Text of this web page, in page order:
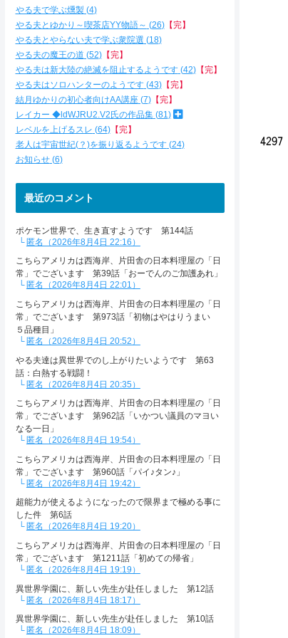
4297
やる夫で学ぶ燻製 4
やる夫とゆかり～喫茶店YY物語～
26 【完】
やる夫とやらない夫で学ぶ衆院選 18
やる夫の魔王の道 52 【完】
やる夫は新大陸の絶滅を阻止するようです 42 【完】
やる夫はソロハンターのようです 43 【完】
結月ゆかりの初心者向けAA講座 7 【完】
レイカー ◆ldWJRU2.V2氏の作品集 81
レベルを上げるスレ 64 【完】
老人は宇宙世紀(？)を振り返るようです 24
お知らせ 6
最近のコメント
ポケモン世界で、生き直すようです 第144話
匿名（2026年8月4日 22:16）
こちらアメリカは西海岸、片田舎の日本料理屋の「日
常」でございます 第39話「おーでんのご加護あれ」
匿名（2026年8月4日 22:01）
こちらアメリカは西海岸、片田舎の日本料理屋の「日
常」でございます 第973話「初物はやはりうまい
５品種目」
匿名（2026年8月4日 20:52）
やる夫達は異世界でのし上がりたいようです 第63
話：白熱する戦闘！
匿名（2026年8月4日 20:35）
こちらアメリカは西海岸、片田舎の日本料理屋の「日
常」でございます 第962話「いかつい議員のマヨい
なる一日」
匿名（2026年8月4日 19:54）
こちらアメリカは西海岸、片田舎の日本料理屋の「日
常」でございます 第960話「パイ♪タン♪」
匿名（2026年8月4日 19:42）
超能力が使えるようになったので限界まで極める事に
した件 第6話
匿名（2026年8月4日 19:20）
こちらアメリカは西海岸、片田舎の日本料理屋の「日
常」でございます 第1211話「初めての帰省」
匿名（2026年8月4日 19:19）
異世界学園に、新しい先生が赴任しました 第12話
匿名（2026年8月4日 18:17）
異世界学園に、新しい先生が赴任しました 第10話
匿名（2026年8月4日 18:09）